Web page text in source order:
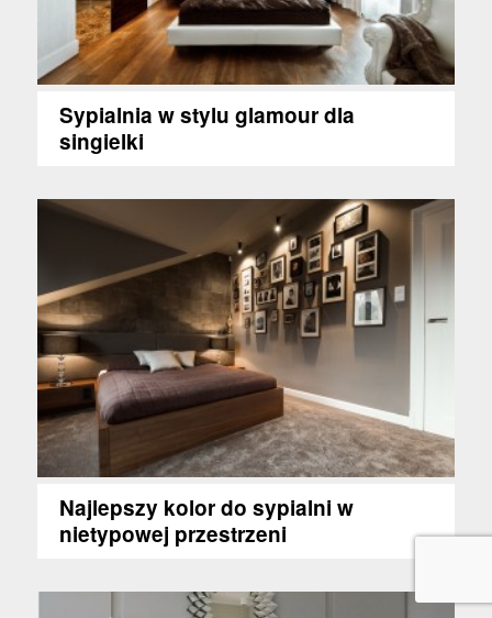
Sypialnia w stylu glamour dla
singielki
Najlepszy kolor do sypialni w
nietypowej przestrzeni